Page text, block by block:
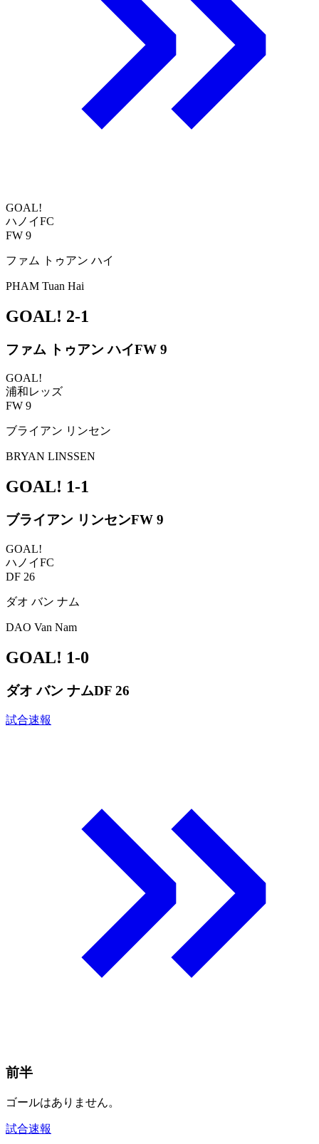
GOAL!
ハノイFC
FW 9
ファム トゥアン ハイ
PHAM Tuan Hai
GOAL! 2-1
ファム トゥアン ハイFW 9
GOAL!
浦和レッズ
FW 9
ブライアン リンセン
BRYAN LINSSEN
GOAL! 1-1
ブライアン リンセンFW 9
GOAL!
ハノイFC
DF 26
ダオ バン ナム
DAO Van Nam
GOAL! 1-0
ダオ バン ナムDF 26
試合速報
前半
ゴールはありません。
試合速報